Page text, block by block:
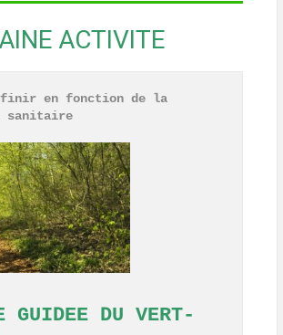
ACTIVITE
en fonction de la
sanitaire
GUIDEE DU VERT-